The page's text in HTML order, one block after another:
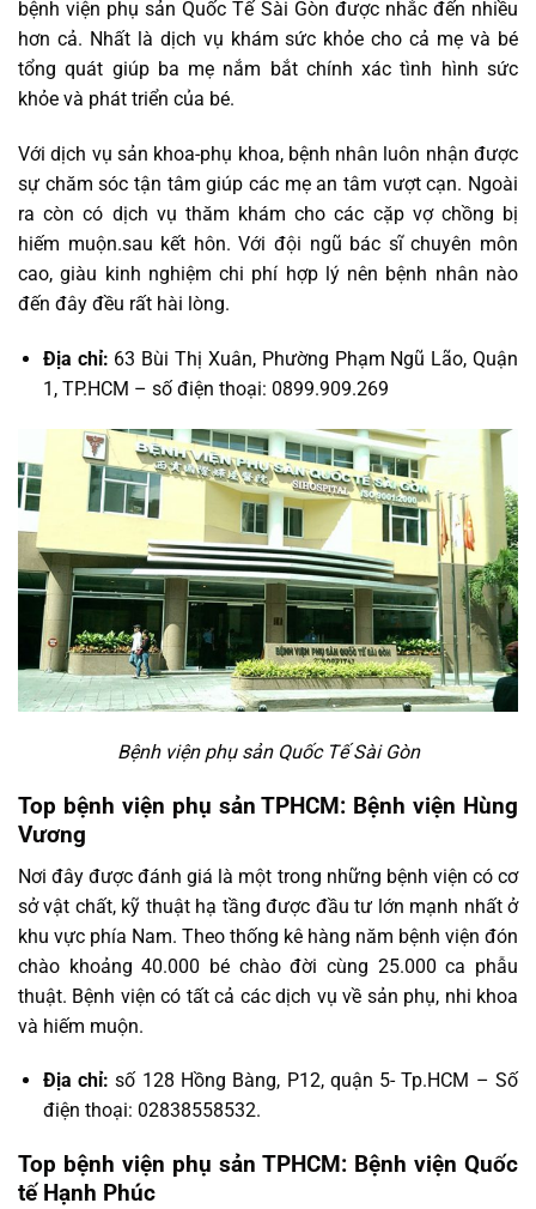
bệnh viện phụ sản Quốc Tế Sài Gòn được nhắc đến nhiều
hơn cả. Nhất là dịch vụ khám sức khỏe cho cả mẹ và bé
tổng quát giúp ba mẹ nắm bắt chính xác tình hình sức
khỏe và phát triển của bé.
Với dịch vụ sản khoa-phụ khoa, bệnh nhân luôn nhận được
sự chăm sóc tận tâm giúp các mẹ an tâm vượt cạn. Ngoài
ra còn có dịch vụ thăm khám cho các cặp vợ chồng bị
hiếm muộn.sau kết hôn. Với đội ngũ bác sĩ chuyên môn
cao, giàu kinh nghiệm chi phí hợp lý nên bệnh nhân nào
đến đây đều rất hài lòng.
Địa chỉ: 63 Bùi Thị Xuân, Phường Phạm Ngũ Lão, Quận
1, TP.HCM – số điện thoại: 0899.909.269
Bệnh viện phụ sản Quốc Tế Sài Gòn
Top bệnh viện phụ sản TPHCM: Bệnh viện Hùng
Vương
Nơi đây được đánh giá là một trong những bệnh viện có cơ
sở vật chất, kỹ thuật hạ tầng được đầu tư lớn mạnh nhất ở
khu vực phía Nam. Theo thống kê hàng năm bệnh viện đón
chào khoảng 40.000 bé chào đời cùng 25.000 ca phẫu
thuật. Bệnh viện có tất cả các dịch vụ về sản phụ, nhi khoa
và hiếm muộn.
Địa chỉ: số 128 Hồng Bàng, P12, quận 5- Tp.HCM – Số
điện thoại: 02838558532.
Top bệnh viện phụ sản TPHCM: Bệnh viện Quốc
tế Hạnh Phúc